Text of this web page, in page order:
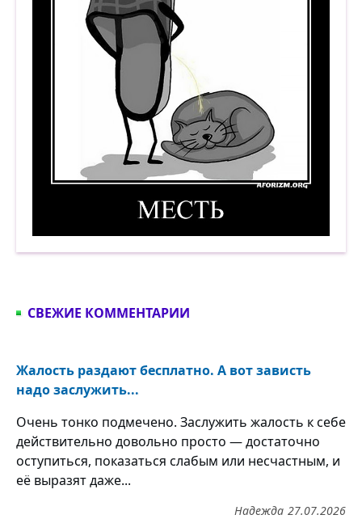
СВЕЖИЕ КОММЕНТАРИИ
Жалость раздают бесплатно. А вот зависть
надо заслужить...
Очень тонко подмечено. Заслужить жалость к себе
действительно довольно просто — достаточно
оступиться, показаться слабым или несчастным, и
её выразят даже...
27.07.2026
Надежда